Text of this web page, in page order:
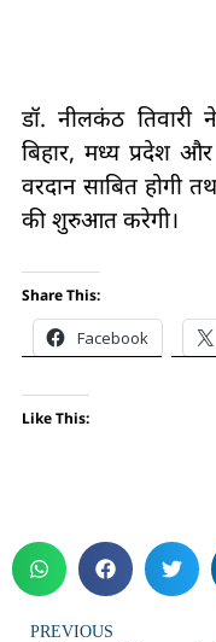
डॉ. नीलकंठ तिवारी
बिहार, मध्य प्रदेश
वरदान साबित होगी
की शुरुआत करेगी।
Share This:
Facebook
Like This:
PREVIOUS